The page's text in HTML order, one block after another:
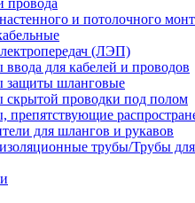
провода
и потолочного
(ЛЭП)
для кабелей и проводов
защиты шланговые
скрытой проводки под полом
препятствующие
для шлангов и рукавов
трубы/Трубы